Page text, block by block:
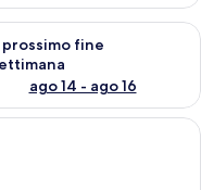
settimana, ago 7 - ago
prossimo fine
ago 14 - ago 16
la disponibilità per il
rifatto con lenzuola